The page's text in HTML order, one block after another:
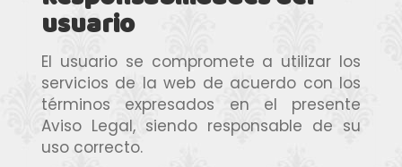
usuario
El usuario se compromete a utilizar los
servicios de la web de acuerdo con los
términos expresados en el presente
Aviso Legal, siendo responsable de su
uso correcto.